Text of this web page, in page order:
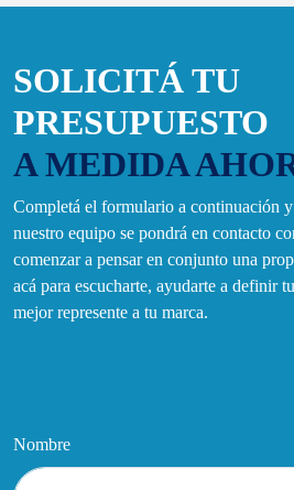
SOLICITÁ TU
PRESUPUESTO
A MEDIDA
Completá el formulario a continuación
nuestro equipo se pondrá en contacto
comenzar a pensar en conjunto una
acá para escucharte, ayudarte a definir
mejor represente a tu marca.
Nombre